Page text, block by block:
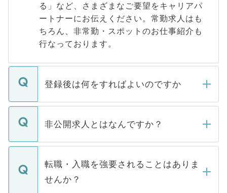
る」など、さまざまなご要望をキャリアパ
ートナーにお伝えください。常勤求人はも
ちろん、非常勤・スポットのお仕事紹介も
行なっております。
登録後は何をすればよいのですか
ご登録いただきましたら、弊社担当者がご
登録内容を確認し、その後メールもしくは
ます。通常、5営業日以内にはご連絡をせて
いただきますので、しばらくお待ちくださ
非公開求人とはなんですか？
マイナビDOCTORで取り扱っている求人の
うち約3割は、Webサイトからご覧いただ
けない「非公開求人」です。非公開求人は
下記の理由によって、一般には公開してい
転職・入職を強要されることはありま
せんか？